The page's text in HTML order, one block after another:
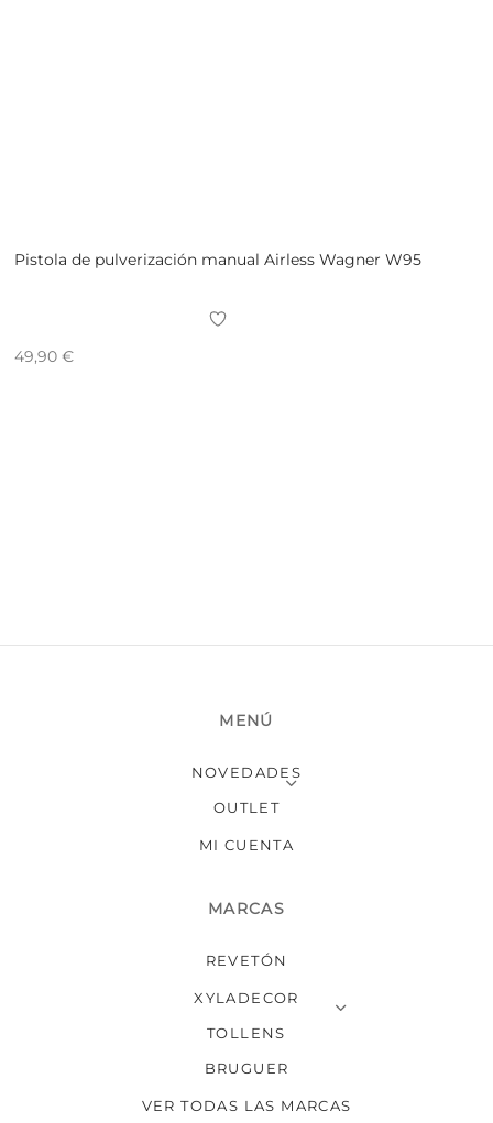
Pistola de pulverización manual Airless Wagner W95
49,90 €
MENÚ
NOVEDADES
OUTLET
MI CUENTA
MARCAS
REVETÓN
XYLADECOR
TOLLENS
BRUGUER
VER TODAS LAS MARCAS